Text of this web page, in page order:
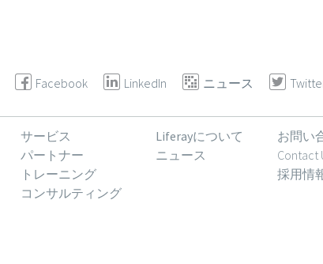
Facebook LinkedIn ニュース
サービス
パートナー
トレーニング
コンサルティング
Liferayについて
ニュース
お問い
Contact
採用情